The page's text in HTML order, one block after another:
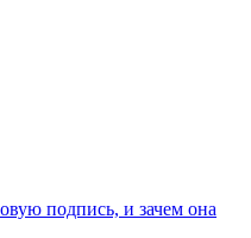
подпись, и зачем она